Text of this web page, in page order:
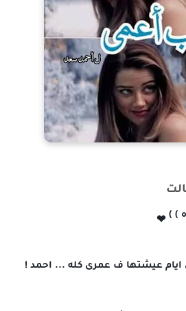
) )
❤
ايام عيشتها ف عمرى كله ... احمد !